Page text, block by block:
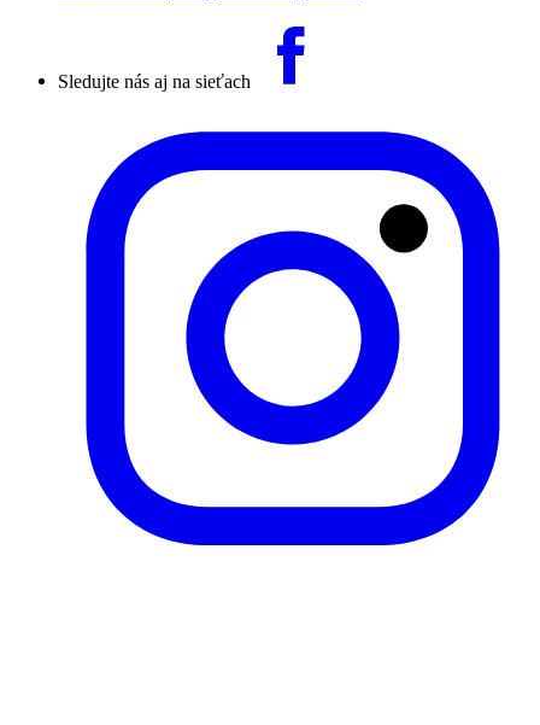
Sledujte nás aj na sieťach